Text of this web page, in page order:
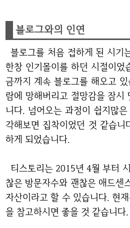
블로그와의 인연
블로그를 처음 접하게 된 시기는 대략 2011년 쯤 됩니다. 그때당시 퍼XX드림이라고 하는 재택부업이
한창 인기몰이를 하던 시절이
금까지 계속 블로그를 해오고
람에 망해버리고 절망감을 잠시
니다. 넘어오는 과정이 쉽지많
각해보면 집착이었던 것 같습
하게 되었습니다.
티스토리는 2015년 4월 부터 시작을 해왔고 지금까지 나름 정성을 들여 관리를 하고 있는데 그래도 괜
찮은 방문자수와 괜찮은 애드센
자산이라고 할 수 있습니다. 현
을 참고하시면 좋을 것 같습니다.